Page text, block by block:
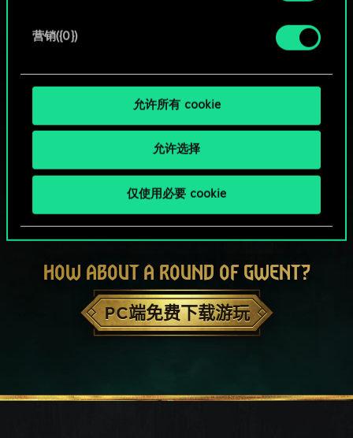
营销({0})
允许所有 cookie
允许选择
仅使用必要 cookie
HOW ABOUT A ROUND OF GWENT?
PC端免费下载游玩